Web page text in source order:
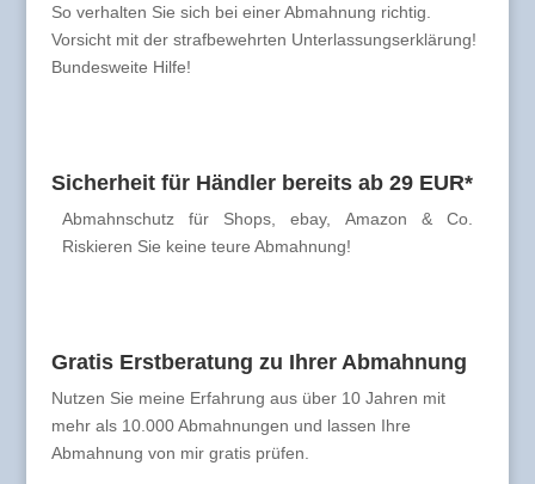
So verhalten Sie sich bei einer Abmahnung richtig.
Vorsicht mit der strafbewehrten Unterlassungserklärung!
Bundesweite Hilfe!
Sicherheit für Händler bereits ab 29 EUR*
Abmahnschutz für Shops, ebay, Amazon & Co.
Riskieren Sie keine teure Abmahnung!
Gratis Erstberatung zu Ihrer Abmahnung
Nutzen Sie meine Erfahrung aus über 10 Jahren mit
mehr als 10.000 Abmahnungen und lassen Ihre
Abmahnung von mir gratis prüfen.